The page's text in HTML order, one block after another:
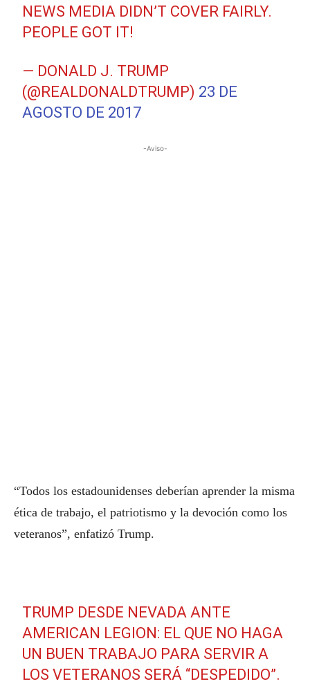
NEWS MEDIA DIDN’T COVER FAIRLY.
PEOPLE GOT IT!
— DONALD J. TRUMP
(@REALDONALDTRUMP) 23 DE
AGOSTO DE 2017
-Aviso-
“Todos los estadounidenses deberían aprender la misma
ética de trabajo, el patriotismo y la devoción como los
veteranos”, enfatizó Trump.
TRUMP DESDE NEVADA ANTE
AMERICAN LEGION: EL QUE NO HAGA
UN BUEN TRABAJO PARA SERVIR A
LOS VETERANOS SERÁ “DESPEDIDO”.